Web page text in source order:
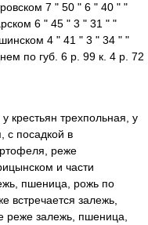
7 " 50 " 6 " 40 " "
6 " 45 " 3 " 31 " "
4 " 41 " 3 " 34 " "
по губ. 6 р. 99 к. 4 р. 72
крестьян трехпольная, у
с посадкой в
реже
и части
пшеница, рожь по
встречается залежь,
реже залежь, пшеница,